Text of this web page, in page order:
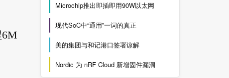
Microchip推出即插即用90W以太网
现代SoC中“通用”一词的真正
美的集团与和记港口签署谅解
Nordic 为 nRF Cloud 新增固件漏洞